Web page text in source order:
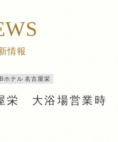
情報
ホテル 名古屋栄
栄 大浴場営業時